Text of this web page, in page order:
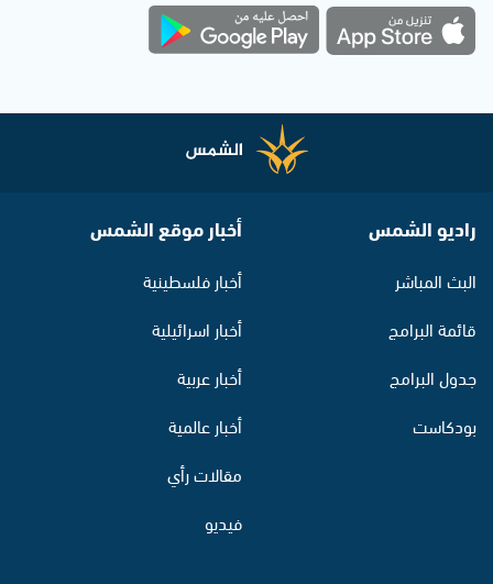
راديو الشمس
البث المباشر
قائمة البرامج
جدول البرامج
بودكاست
أخبار موقع الشمس
أخبار فلسطينية
أخبار اسرائيلية
أخبار عربية
أخبار عالمية
مقالات رأي
فيديو